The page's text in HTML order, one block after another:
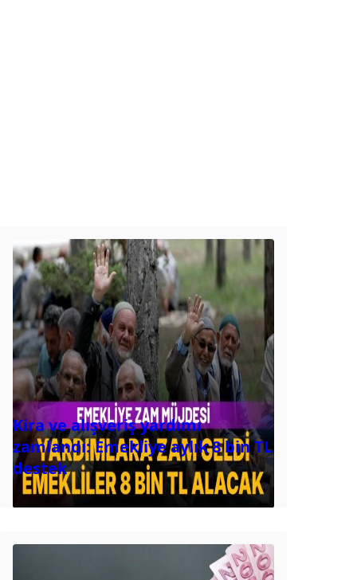
Kira ve alışveriş yardımı
zamlandı: Emekliye aylık 8 bin TL
destek